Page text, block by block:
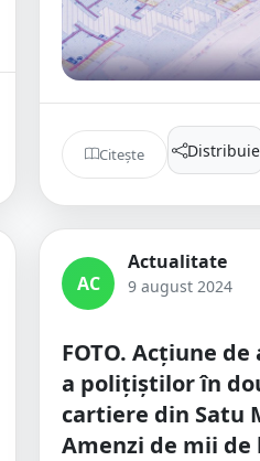
Citește Distribuie
AC
Actualitate
9 august 2024
FOTO. Acțiune
a polițiștilor în
cartiere din Satu
Amenzi de mii de